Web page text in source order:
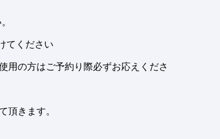
てください
用の方はご予約り際必ずお応えくださ
頂きます。